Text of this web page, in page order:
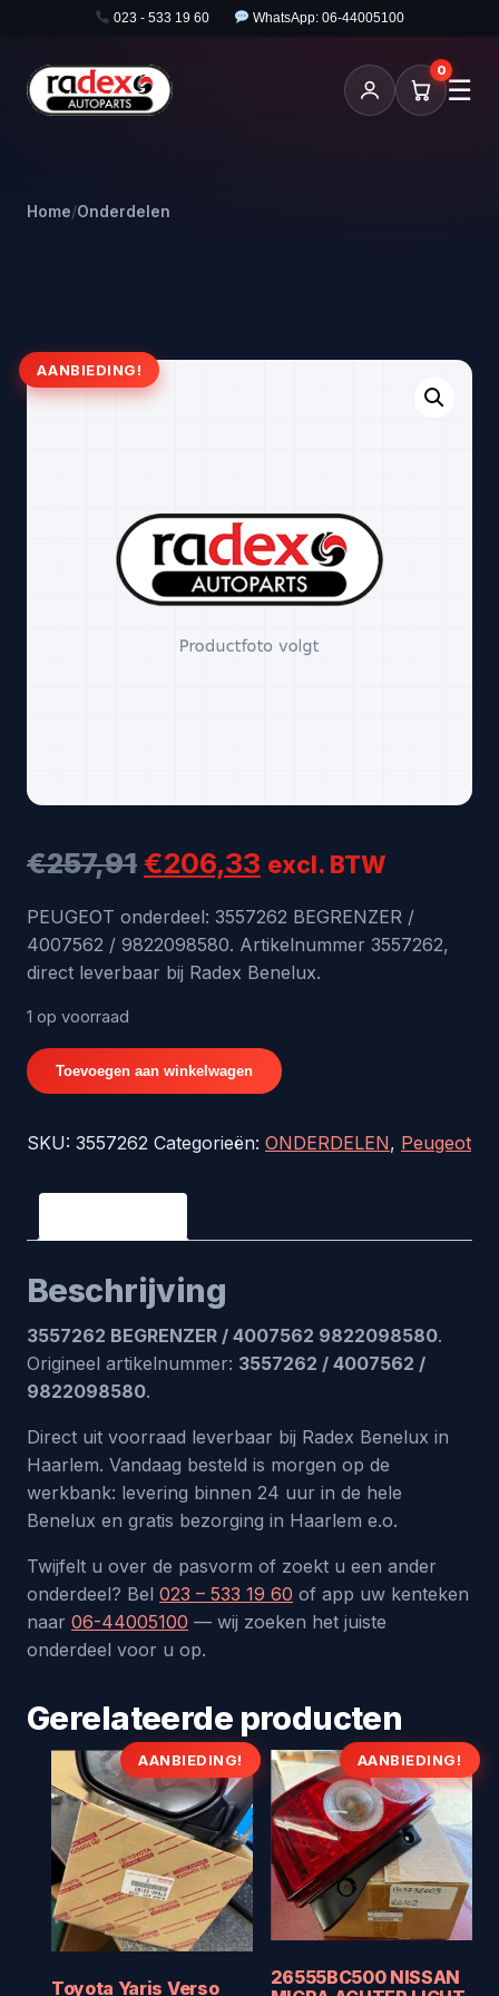
023 - 533 19 60 WhatsApp: 06-44005100
0
☰
Home/Onderdelen
AANBIEDING!
€257,91Oorspronkelijke
prijs
was:
€206,33 Huidige
prijs
is:
excl. BTW
PEUGEOT onderdeel: 3557262 BEGRENZER /
4007562 / 9822098580. Artikelnummer 3557262,
direct leverbaar bij Radex Benelux.
1 op voorraad
3557262
BEGRENZER
4007562
9822098580
Toevoegen aan winkelwagen
SKU: 3557262 Categorieën: ONDERDELEN, Peugeot
Beschrijving
3557262 BEGRENZER / 4007562 9822098580.
Origineel artikelnummer: 3557262 / 4007562 /
9822098580.
Direct uit voorraad leverbaar bij Radex Benelux in
Haarlem. Vandaag besteld is morgen op de
werkbank: levering binnen 24 uur in de hele
Benelux en gratis bezorging in Haarlem e.o.
Twijfelt u over de pasvorm of zoekt u een ander
onderdeel? Bel 023 – 533 19 60 of app uw kenteken
naar 06-44005100 — wij zoeken het juiste
onderdeel voor u op.
Gerelateerde producten
AANBIEDING!
Toyota Yaris Verso
AANBIEDING!
26555BC500 NISSAN